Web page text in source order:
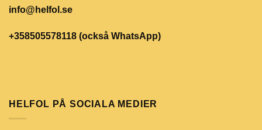
info@helfol.se
+358505578118 (också WhatsApp)
HELFOL PÅ SOCIALA MEDIER